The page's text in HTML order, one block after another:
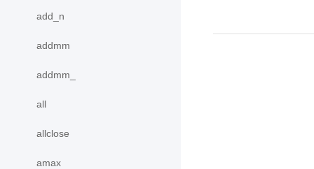
add_n
addmm
addmm_
all
allclose
amax